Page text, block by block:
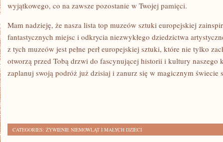
wyjątkowego, co na zawsze‌ pozostanie w Twojej⁤ pamięci. ⁢
Mam nadzieję, ⁣że nasza lista top muzeów sztuki europejskiej
fantastycznych miejsc i odkrycia niezwykłego dziedzictwa
z ⁢tych​ muzeów jest pełne perł‍ europejskiej ⁣sztuki, które ⁣nie tylko
otworzą przed Tobą drzwi do fascynującej historii i ⁣kultury naszego
‌zaplanuj swoją podróż już dzisiaj i zanurz się w magicznym świecie
CATEGORIES: ŻYWIENIE NIEMOWLĄT I MAŁYCH DZIECI